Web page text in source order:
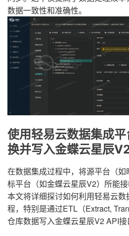
数据一致性和准确性。
使用轻易云数据集成
换并写入金蝶云星辰
在数据集成过程中，将源平台（
标平台（如金蝶云星辰V2）所能接
本文将详细探讨如何利用轻易云
程，特别是通过ETL（Extract,
仓库数据写入金蝶云星辰V2 API接